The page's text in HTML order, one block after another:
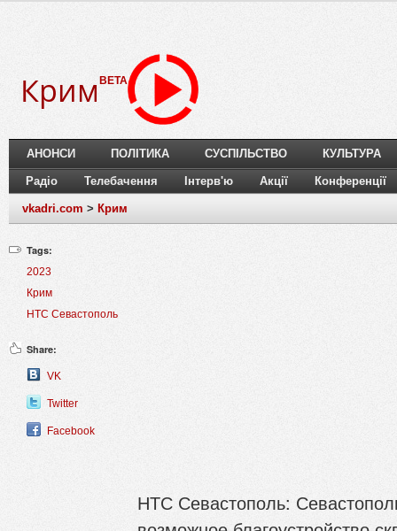
Крим BETA
АНОНСИ ПОЛІТИКА СУСПІЛЬСТВО КУЛЬТУРА
Радіо Телебачення Інтерв'ю Акції Конференції
vkadri.com > Крим
Tags:
2023
Крим
НТС Севастополь
Share:
VK
Twitter
Facebook
НТС Севастополь: